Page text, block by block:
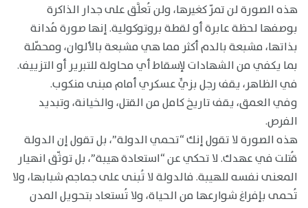
هذه الصورة لن تمرّ كغيرها، ولن تُعلَّق على جدار الذاكرة
بوصفها لحظة عابرة أو لقطة بروتوكولية. إنها صورة مُدانة
بذاتها، مشبعة بالدم أكثر مما هي مشبعة بالألوان، ومحمّلة
بما يكفي من الشهادات لإسقاط أي محاولة للتبرير أو التزييف.
في الظاهر، يقف رجل بزيٍّ عسكري أمام مبنى منكوب.
وفي العمق، يقف تاريخ كامل من القتل، والخيانة، وتبديد
الفرص.
هذه الصورة لا تقول إنك “تحمي الدولة”، بل تقول إن الدولة
قُتلت في عهدك. لا تحكي عن “استعادة هيبة”، بل توثّق انهيار
المعنى نفسه للهيبة. فالدولة لا تُبنى على جماجم شبابها، ولا
تُحمى بإفراغ شوارعها من الحياة، ولا تُستعاد بتحويل المدن